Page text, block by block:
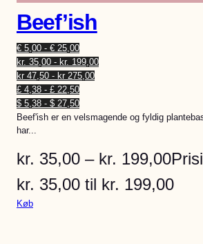
Beef’ish
€ 5,00 - € 25,00
kr. 35,00 - kr. 199,00
kr 47,50 - kr 275,00
£ 4,38 - £ 22,50
$ 5,38 - $ 27,50
Beef'ish er en velsmagende og fyldig
har...
kr. 35,00 – kr. 199,00
kr. 35,00 til kr. 199,00
Køb